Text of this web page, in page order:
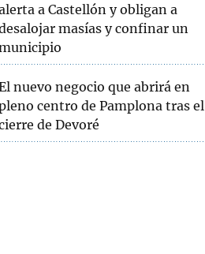
a Castellón y obligan a
masías y confinar un
nuevo negocio que abrirá en
centro de Pamplona tras el
de Devoré